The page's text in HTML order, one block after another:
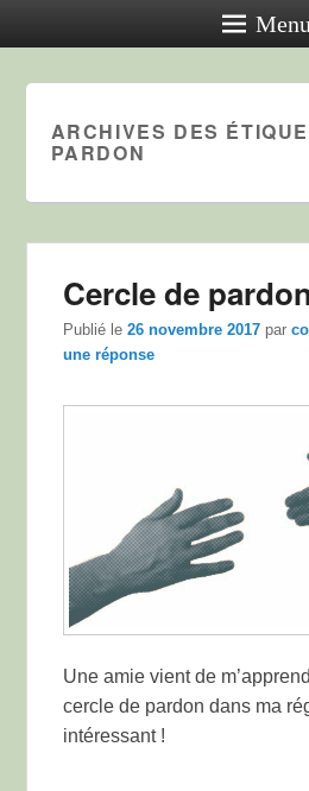
Menu
ARCHIVES DES
PARDON
Cercle de
Publié le26 novembre 2017 par
une réponse
Une amie vient de
cercle de pardon dans ma
intéressant !